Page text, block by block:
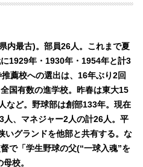
内最古)。部員26人。これまで夏
1929年・1930年・1954年と計3
薦校への選出は、16年ぶり2回
国有数の進学校。昨春は東大15
など。野球部は創部133年。現在
、マネジャー2人の計26人。平
いグランドを他部と共有する。な
で「学生野球の父(“一球入魂”を
校。